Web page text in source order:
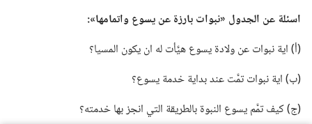
اسئلة عن الجدول «نبوات بارزة عن يسوع واتمامها»:‏
‏(‏أ)‏ اية نبوات عن ولادة يسوع هيَّأت له ان يكون المسيا؟‏
‏(‏ب)‏ اية نبوات تمَّت عند بداية خدمة يسوع؟‏
‏(‏ج)‏ كيف تمَّم يسوع النبوة بالطريقة التي انجز بها خدمته؟‏